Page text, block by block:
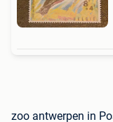
zoo antwerpen in